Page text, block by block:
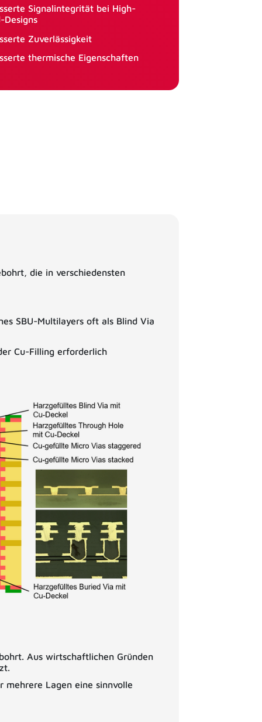
Signalintegrität bei High-
Designs
Zuverlässigkeit
thermische Eigenschaften
die in verschiedensten
SBU-Multilayers oft als Blind Via
Cu-Filling erforderlich
Aus wirtschaftlichen Gründen
mehrere Lagen eine sinnvolle